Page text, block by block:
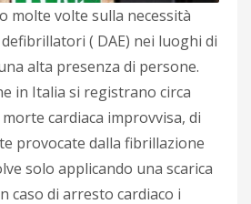
molte volte sulla necessità
( DAE) nei luoghi di
alta presenza di persone.
in Italia si registrano circa
cardiaca improvvisa, di
provocate dalla fibrillazione
solo applicando una scarica
caso di arresto cardiaco i